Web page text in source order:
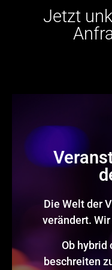
Jetzt
Die Welt der
verändert.
Ob hybrid
beschreiten